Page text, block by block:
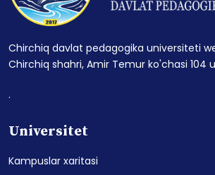
Chirchiq davlat pedagogika universiteti
Chirchiq shahri, Amir Temur ko'chasi 104
.
Universitet
Kampuslar xaritasi